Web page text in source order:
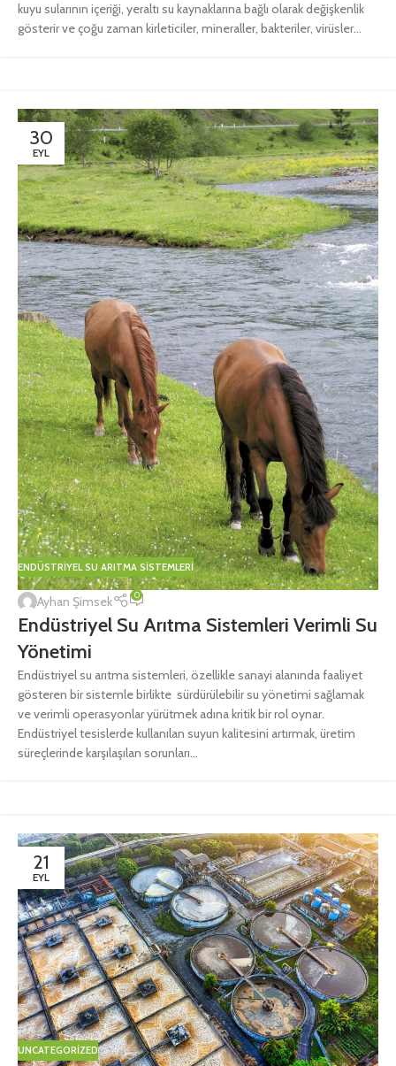
kuyu sularının içeriği, yeraltı su kaynaklarına bağlı olarak değişkenlik
gösterir ve çoğu zaman kirleticiler, mineraller, bakteriler, virüsler...
30
EYL
ENDÜSTRIYEL SU ARITMA SISTEMLERI
Ayhan Şimsek 0
Endüstriyel Su Arıtma Sistemleri Verimli Su
Yönetimi
Endüstriyel su arıtma sistemleri, özellikle sanayi alanında faaliyet
gösteren bir sistemle birlikte sürdürülebilir su yönetimi sağlamak
ve verimli operasyonlar yürütmek adına kritik bir rol oynar.
Endüstriyel tesislerde kullanılan suyun kalitesini artırmak, üretim
süreçlerinde karşılaşılan sorunları...
21
EYL
UNCATEGORIZED